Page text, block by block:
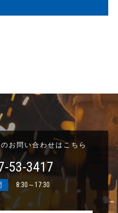
お問い合わせはこちら
53-3417
8:30～17:30